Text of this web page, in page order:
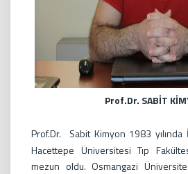
Prof.Dr. SABİT
Prof.Dr.
Sabit Kimyon 1983
Hacettepe Üniversitesi Tıp
mezun oldu. Osmangazi